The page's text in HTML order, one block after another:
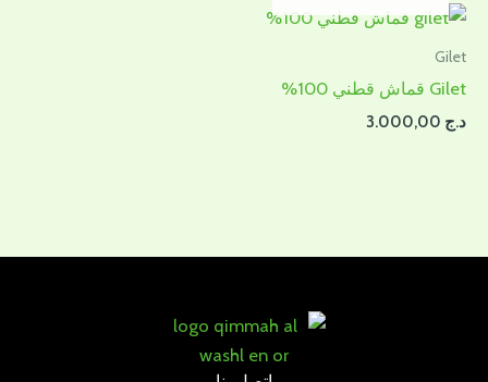
Gilet
Gilet قماش قطني 100%
د.ج